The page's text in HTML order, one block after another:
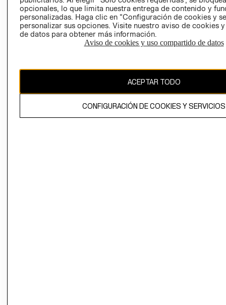
Colombia ($)
CAMBIAR REGIÓN
El contenido de esta página web está protegido por copyright y es
opcionales, lo que limita nuestra entrega de contenido y
personalizadas. Haga clic en “Configuración de cookies y
personalizar sus opciones. Visite nuestro aviso de cookies
de datos para obtener más información.
Aviso de cookies y uso compartido de datos
ACEPTAR TODO
CONFIGURACIÓN DE COOKIES Y SERVICIOS